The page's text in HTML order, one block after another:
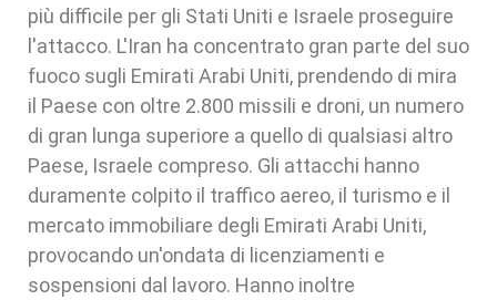
più difficile per gli Stati Uniti e Israele proseguire
l'attacco. L'Iran ha concentrato gran parte del suo
fuoco sugli Emirati Arabi Uniti, prendendo di mira
il Paese con oltre 2.800 missili e droni, un numero
di gran lunga superiore a quello di qualsiasi altro
Paese, Israele compreso. Gli attacchi hanno
duramente colpito il traffico aereo, il turismo e il
mercato immobiliare degli Emirati Arabi Uniti,
provocando un'ondata di licenziamenti e
sospensioni dal lavoro. Hanno inoltre